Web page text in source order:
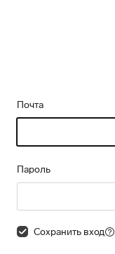
Почта
Пароль
Сохранить вход